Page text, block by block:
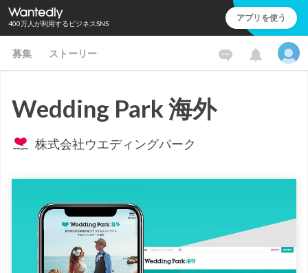
400万人が利用するビジネスSNS アプリを使う
募集 ストーリー
Wedding Park 海外
株式会社ウエディングパーク